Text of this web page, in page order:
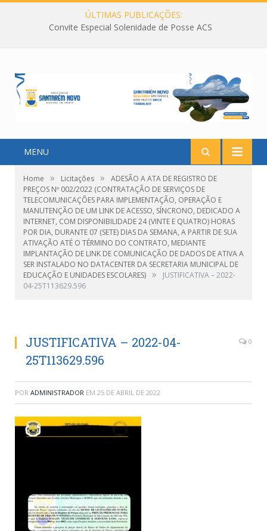
ÚLTIMAS PUBLICAÇÕES:
Convite Especial Solenidade de Posse ACS
MENU
Home » Licitações »
ADESÃO A ATA DE REGISTRO DE
PREÇOS Nº 002/2022 (CONTRATAÇÃO DE SERVIÇOS DE
TELECOMUNICAÇÕES PARA IMPLEMENTAÇÃO, OPERAÇÃO E
MANUTENÇÃO DE UM LINK DE ACESSO, SÍNCRONO, DEDICADO A
INTERNET, COM DISPONIBILIDADE 24 (VINTE E QUATRO) HORAS
POR DIA, DURANTE 07 (SETE) DIAS DA SEMANA, A PARTIR DE SUA
ATIVAÇÃO ATÉ O TÉRMINO DO CONTRATO, MEDIANTE
IMPLANTAÇÃO DE LINK DE COMUNICAÇÃO DE DADOS DE ATIVA A
SER INSTALADO NO DATACENTER DA SECRETARIA MUNICIPAL DE
EDUCAÇÃO E UNIDADES ESCOLARES) »
JUSTIFICATIVA – 2022-
04-25T113629.596
JUSTIFICATIVA – 2022-04-
25T113629.596
0
POR ADMINISTRADOR EM 25 DE ABRIL DE 2022